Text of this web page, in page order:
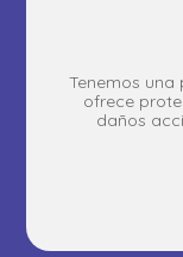
Tenemos
ofrece
daños